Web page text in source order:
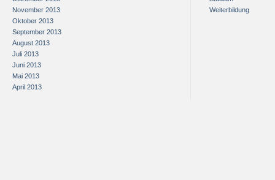
November 2013
Oktober 2013
September 2013
August 2013
Juli 2013
Juni 2013
Mai 2013
April 2013
Weiterbildung